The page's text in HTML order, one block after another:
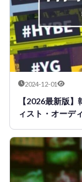
2024-12-01
【2026最新版
ィスト・オーデ